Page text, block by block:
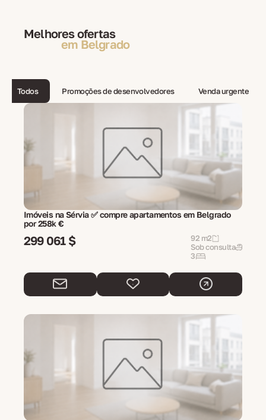
Melhores ofertas
em Belgrado
Todos Promoções de desenvolvedores Venda urgente
Imóveis na Sérvia ✅ compre apartamentos em Belgrado
por 258k €
299 061 $
92 m2
Sob consulta
3